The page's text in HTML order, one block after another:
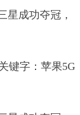
键字：苹果5G